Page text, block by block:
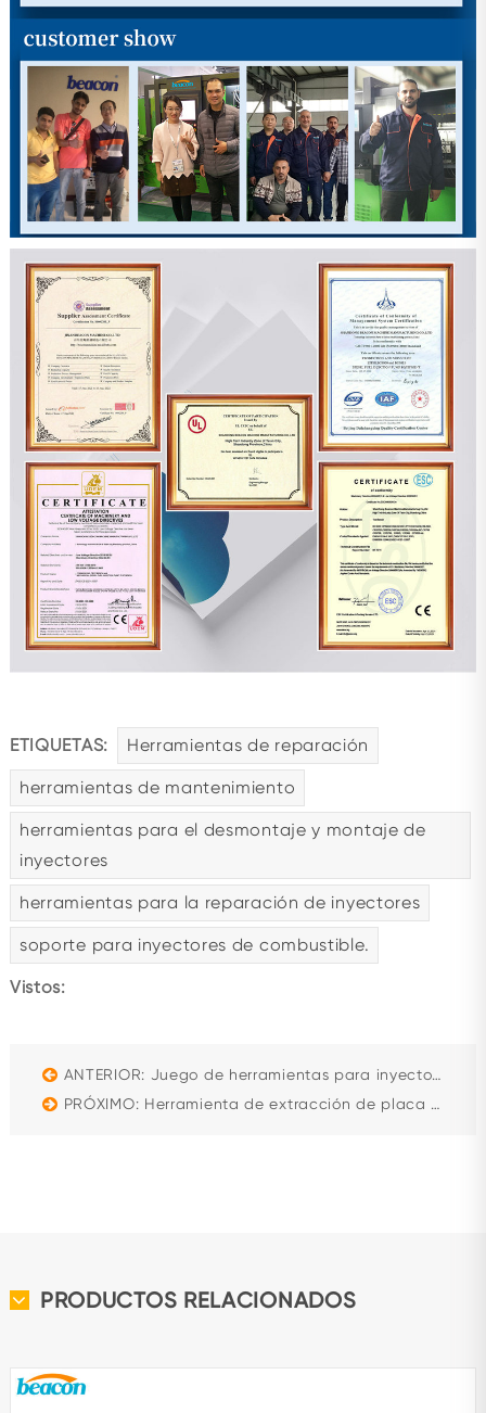
ETIQUETAS: Herramientas de reparación
herramientas de mantenimiento
herramientas para el desmontaje y montaje de
inyectores
herramientas para la reparación de inyectores
soporte para inyectores de combustible.
Vistos:
ANTERIOR: Juego de herramientas para inyector Cummins ISG Gen 1
PRÓXIMO: Herramienta de extracción de placa de aislamiento de válvula solenoide Bosch 120 G4-47
PRODUCTOS RELACIONADOS